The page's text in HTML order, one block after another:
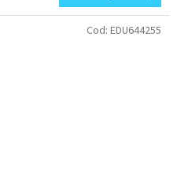
Cod: EDU644255